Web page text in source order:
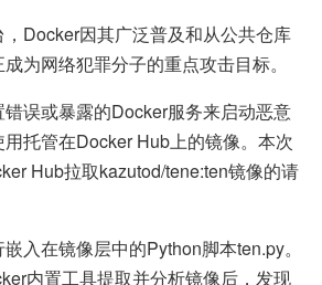
Docker因其广泛普及和从公共仓库
为网络犯罪分子的重点攻击目标。
误或暴露的Docker服务来启动恶意
托管在Docker Hub上的镜像。本次
Hub拉取kazutod/tene:ten镜像的请
入在镜像层中的Python脚本ten.py。
内置工具提取并分析镜像后，发现